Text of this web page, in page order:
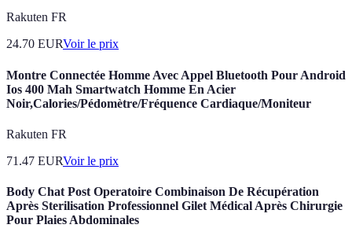
Rakuten FR
24.70 EURVoir le prix
Montre Connectée Homme Avec Appel Bluetooth Pour Android
Ios 400 Mah Smartwatch Homme En Acier
Noir,Calories/Pédomètre/Fréquence Cardiaque/Moniteur
Rakuten FR
71.47 EURVoir le prix
Body Chat Post Operatoire Combinaison De Récupération
Après Sterilisation Professionnel Gilet Médical Après Chirurgie
Pour Plaies Abdominales